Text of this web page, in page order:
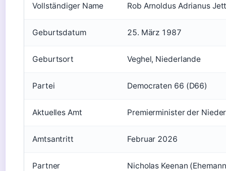
Vollständiger Name Rob Arnoldus Adrianus
Geburtsdatum 25. März 1987
Geburtsort Veghel, Niederlande
Partei Democraten 66 (D66)
Aktuelles Amt Premierminister der
Amtsantritt Februar 2026
Partner Nicholas Keenan